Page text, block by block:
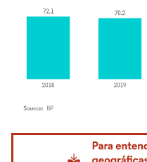
Imagem © Mordor Intelligence. O